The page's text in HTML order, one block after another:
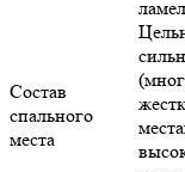
Состав
спального
места